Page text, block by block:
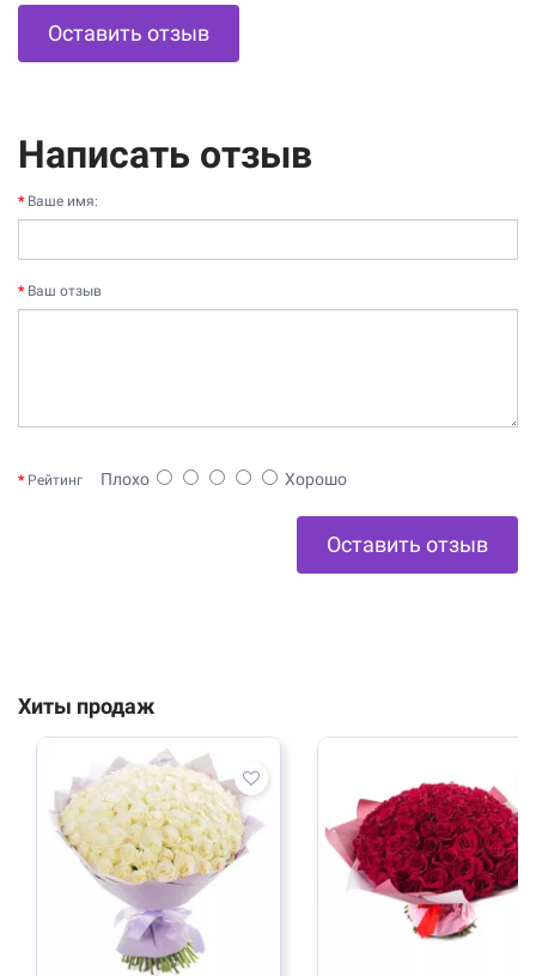
Оставить отзыв
Написать отзыв
Ваше имя:
Ваш отзыв
Рейтинг Плохо Хорошо
Оставить отзыв
Хиты продаж